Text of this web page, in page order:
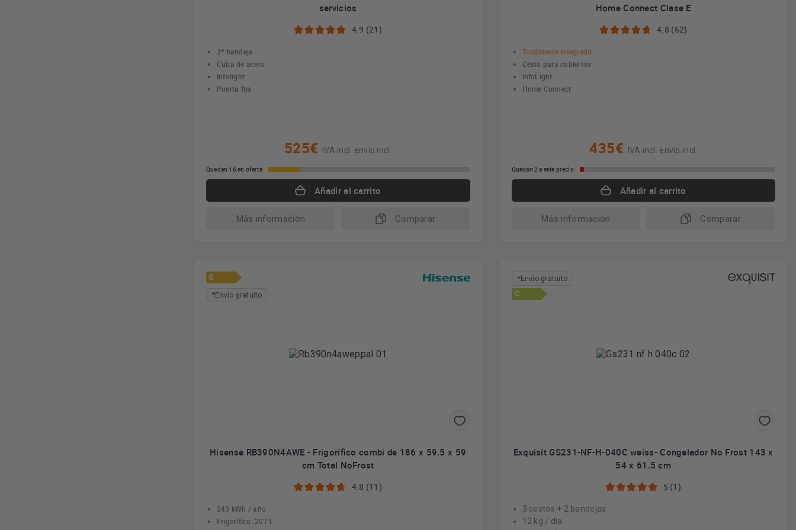
servicios
4.9 (21)
3ª bandeja
Cuba de acero
Infolight
Puerta fija
525€ IVA incl. envío incl.
Quedan 16 en oferta
Añadir al carrito
Más información Comparar
Home Connect Clase E
4.8 (62)
Totalmente integrado
Cesto para cubiertos
InfoLight
Home Connect
435€ IVA incl. envío incl.
Quedan 2 a este precio
Añadir al carrito
Más información Comparar
E
*Envío gratuito
Hisense RB390N4AWE - Frigorífico combi de 186 x 59.5 x 59
cm Total NoFrost
4.8 (11)
243 kWh / año
Frigorífico: 207 L
*Envío gratuito
C
Exquisit GS231-NF-H-040C weiss- Congelador No Frost 143 x
54 x 61.5 cm
5 (1)
3 cestos + 2 bandejas
12 kg / día